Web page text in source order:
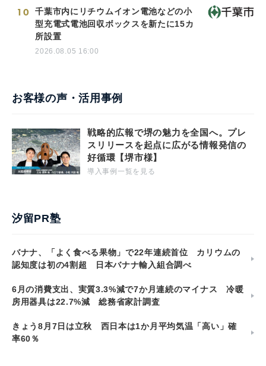
10
千葉市内にリチウムイオン電池などの小
型充電式電池回収ボックスを新たに15カ
所設置
2026.08.05 16:00
お客様の声・活用事例
戦略的広報で堺の魅力を全国へ。プレ
スリリースを起点に広がる情報発信の
好循環【堺市様】
導入事例一覧を見る
汐留PR塾
バナナ、「よく食べる果物」で22年連続首位 カリウムの
認知度は初の4割超 日本バナナ輸入組合調べ
6月の消費支出、実質3.3%減で7か月連続のマイナス 冷暖
房用器具は22.7%減 総務省家計調査
きょう8月7日は立秋 西日本は1か月平均気温「高い」確
率60％